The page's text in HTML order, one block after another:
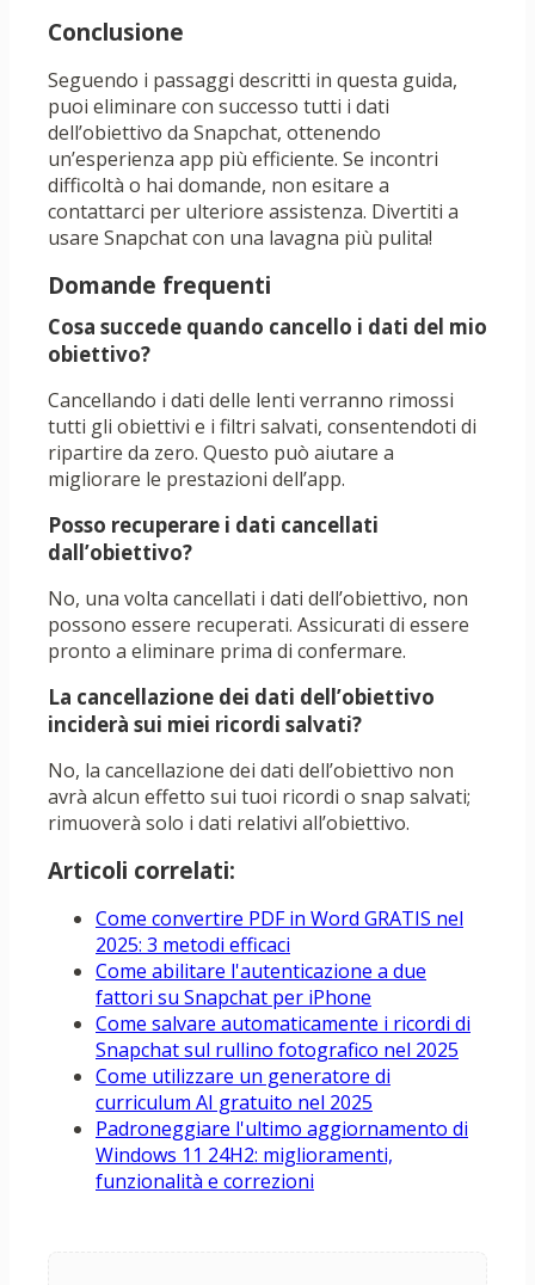
Conclusione
Seguendo i passaggi descritti in questa guida,
puoi eliminare con successo tutti i dati
dell’obiettivo da Snapchat, ottenendo
un’esperienza app più efficiente. Se incontri
difficoltà o hai domande, non esitare a
contattarci per ulteriore assistenza. Divertiti a
usare Snapchat con una lavagna più pulita!
Domande frequenti
Cosa succede quando cancello i dati del mio
obiettivo?
Cancellando i dati delle lenti verranno rimossi
tutti gli obiettivi e i filtri salvati, consentendoti di
ripartire da zero. Questo può aiutare a
migliorare le prestazioni dell’app.
Posso recuperare i dati cancellati
dall’obiettivo?
No, una volta cancellati i dati dell’obiettivo, non
possono essere recuperati. Assicurati di essere
pronto a eliminare prima di confermare.
La cancellazione dei dati dell’obiettivo
inciderà sui miei ricordi salvati?
No, la cancellazione dei dati dell’obiettivo non
avrà alcun effetto sui tuoi ricordi o snap salvati;
rimuoverà solo i dati relativi all’obiettivo.
Articoli correlati:
Come convertire PDF in Word GRATIS nel
2025: 3 metodi efficaci
Come abilitare l'autenticazione a due
fattori su Snapchat per iPhone
Come salvare automaticamente i ricordi di
Snapchat sul rullino fotografico nel 2025
Come utilizzare un generatore di
curriculum AI gratuito nel 2025
Padroneggiare l'ultimo aggiornamento di
Windows 11 24H2: miglioramenti,
funzionalità e correzioni